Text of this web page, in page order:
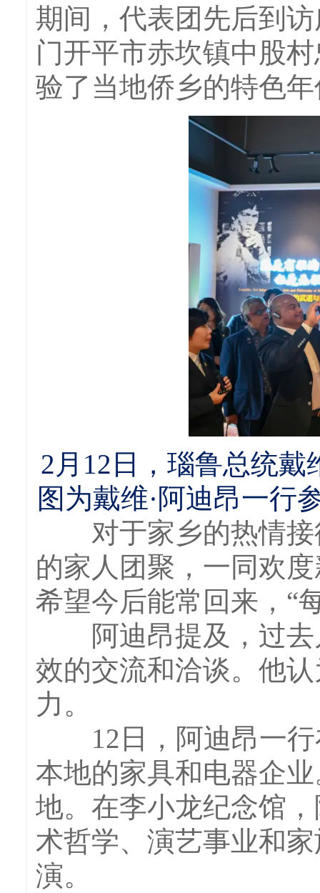
期间，代表团先后到
门开平市赤坎镇中股
验了当地侨乡的特色
2月12日，瑙鲁总统戴
图为戴维·阿迪昂一行
对于家乡的热情接
的家人团聚，一同欢
希望今后能常回来，“
阿迪昂提及，过去
效的交流和洽谈。他
力。
12日，阿迪昂一行
本地的家具和电器企
地。在李小龙纪念馆
术哲学、演艺事业和
演。